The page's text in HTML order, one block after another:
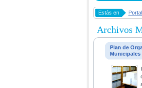
Estás en
Archivos
Plan de
Municipales